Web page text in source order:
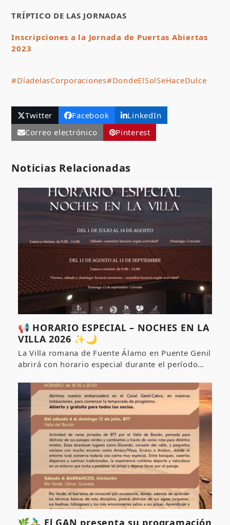
TRÍPTICO DE LAS JORNADAS
Inscripciones a la Jornada de Puertas Abiertas
2023
#DíadelasCorporaciones#DondeElSolSeHaceDulce
Twitter Facebook
LinkedIn
Correo electrónico
Pinterest
Noticias Relacionadas
📢 HORARIO ESPECIAL – NOCHES EN LA
VILLA 2026 ✨🌙
La Villa romana de Fuente Álamo en Puente Genil
abrirá con horario especial durante el período…
🌿🚴‍♂️ El GAN presenta su programación